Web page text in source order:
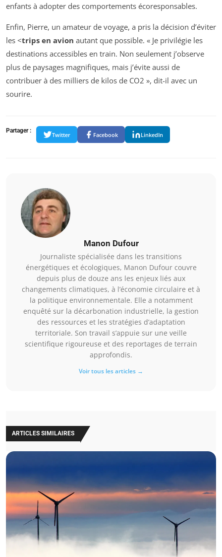
enfants à adopter des comportements écoresponsables.
Enfin, Pierre, un amateur de voyage, a pris la décision d’éviter
les <trips en avion autant que possible. « Je privilégie les
destinations accessibles en train. Non seulement j’observe
plus de paysages magnifiques, mais j’évite aussi de
contribuer à des milliers de kilos de CO2 », dit-il avec un
sourire.
Partager :
Twitter Facebook LinkedIn
Manon Dufour
Journaliste spécialisée dans les transitions
énergétiques et écologiques, Manon Dufour couvre
depuis plus de douze ans les enjeux liés aux
changements climatiques, à l’économie circulaire et à
la politique environnementale. Elle a notamment
enquêté sur la décarbonation industrielle, la gestion
des ressources et les stratégies d’adaptation
territoriale. Son travail s’appuie sur une veille
scientifique rigoureuse et des reportages de terrain
approfondis.
Voir tous les articles →
ARTICLES SIMILAIRES